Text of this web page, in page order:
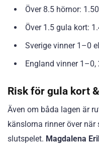
Över 8.5 hörnor:
Över 1.5 gula kort:
Sverige vinner 1–0
England vinner
Risk för gula kort
Även om båda lagen är
känslorna rinner över
slutspelet. Magdalena